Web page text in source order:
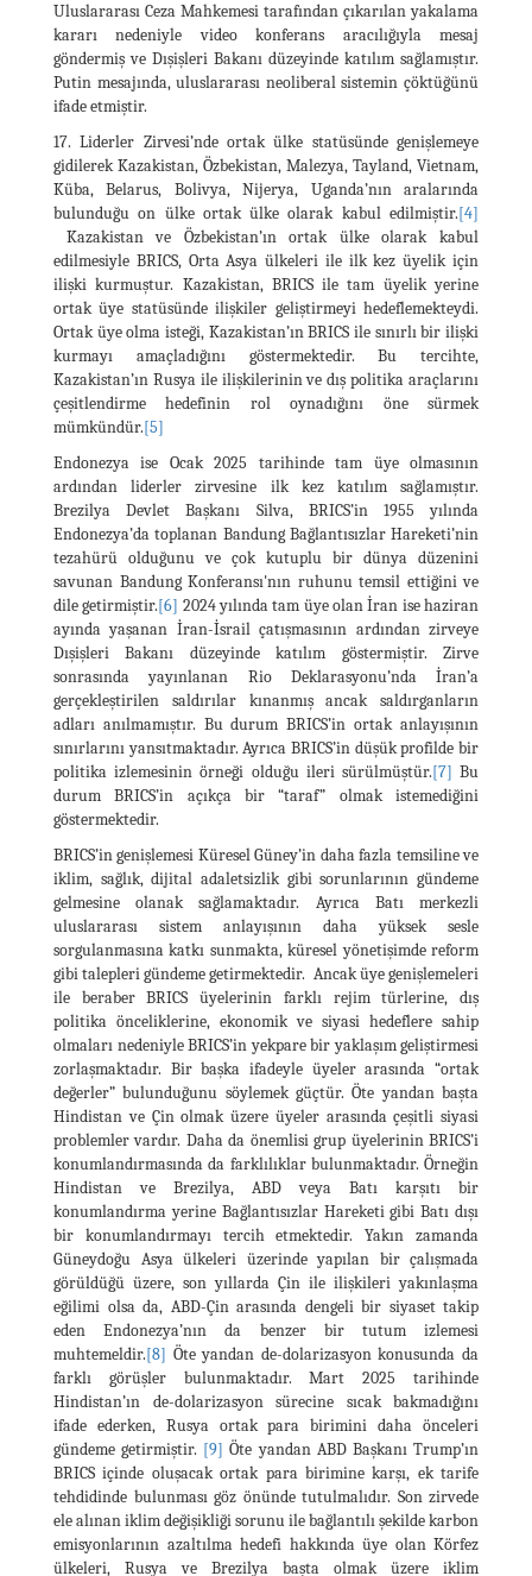
Uluslararası Ceza Mahkemesi tarafından çıkarılan yakalama
kararı nedeniyle video konferans aracılığıyla mesaj
göndermiş ve Dışişleri Bakanı düzeyinde katılım sağlamıştır.
Putin mesajında, uluslararası neoliberal sistemin çöktüğünü
ifade etmiştir.
17. Liderler Zirvesi’nde ortak ülke statüsünde genişlemeye
gidilerek Kazakistan, Özbekistan, Malezya, Tayland, Vietnam,
Küba, Belarus, Bolivya, Nijerya, Uganda’nın aralarında
bulunduğu on ülke ortak ülke olarak kabul edilmiştir.[4]
Kazakistan ve Özbekistan’ın ortak ülke olarak kabul
edilmesiyle BRICS, Orta Asya ülkeleri ile ilk kez üyelik için
ilişki kurmuştur. Kazakistan, BRICS ile tam üyelik yerine
ortak üye statüsünde ilişkiler geliştirmeyi hedeflemekteydi.
Ortak üye olma isteği, Kazakistan’ın BRICS ile sınırlı bir ilişki
kurmayı amaçladığını göstermektedir. Bu tercihte,
Kazakistan’ın Rusya ile ilişkilerinin ve dış politika araçlarını
çeşitlendirme hedefinin rol oynadığını öne sürmek
mümkündür.[5]
Endonezya ise Ocak 2025 tarihinde tam üye olmasının
ardından liderler zirvesine ilk kez katılım sağlamıştır.
Brezilya Devlet Başkanı Silva, BRICS’in 1955 yılında
Endonezya’da toplanan Bandung Bağlantısızlar Hareketi’nin
tezahürü olduğunu ve çok kutuplu bir dünya düzenini
savunan Bandung Konferansı'nın ruhunu temsil ettiğini ve
dile getirmiştir.[6] 2024 yılında tam üye olan İran ise haziran
ayında yaşanan İran-İsrail çatışmasının ardından zirveye
Dışişleri Bakanı düzeyinde katılım göstermiştir. Zirve
sonrasında yayınlanan Rio Deklarasyonu’nda İran’a
gerçekleştirilen saldırılar kınanmış ancak saldırganların
adları anılmamıştır. Bu durum BRICS’in ortak anlayışının
sınırlarını yansıtmaktadır. Ayrıca BRICS’in düşük profilde bir
politika izlemesinin örneği olduğu ileri sürülmüştür.[7] Bu
durum BRICS’in açıkça bir “taraf” olmak istemediğini
göstermektedir.
BRICS’in genişlemesi Küresel Güney’in daha fazla temsiline ve
iklim, sağlık, dijital adaletsizlik gibi sorunlarının gündeme
gelmesine olanak sağlamaktadır. Ayrıca Batı merkezli
uluslararası sistem anlayışının daha yüksek sesle
sorgulanmasına katkı sunmakta, küresel yönetişimde reform
gibi talepleri gündeme getirmektedir. Ancak üye genişlemeleri
ile beraber BRICS üyelerinin farklı rejim türlerine, dış
politika önceliklerine, ekonomik ve siyasi hedeflere sahip
olmaları nedeniyle BRICS’in yekpare bir yaklaşım geliştirmesi
zorlaşmaktadır. Bir başka ifadeyle üyeler arasında “ortak
değerler” bulunduğunu söylemek güçtür. Öte yandan başta
Hindistan ve Çin olmak üzere üyeler arasında çeşitli siyasi
problemler vardır. Daha da önemlisi grup üyelerinin BRICS’i
konumlandırmasında da farklılıklar bulunmaktadır. Örneğin
Hindistan ve Brezilya, ABD veya Batı karşıtı bir
konumlandırma yerine Bağlantısızlar Hareketi gibi Batı dışı
bir konumlandırmayı tercih etmektedir. Yakın zamanda
Güneydoğu Asya ülkeleri üzerinde yapılan bir çalışmada
görüldüğü üzere, son yıllarda Çin ile ilişkileri yakınlaşma
eğilimi olsa da, ABD-Çin arasında dengeli bir siyaset takip
eden Endonezya’nın da benzer bir tutum izlemesi
muhtemeldir.[8] Öte yandan de-dolarizasyon konusunda da
farklı görüşler bulunmaktadır. Mart 2025 tarihinde
Hindistan’ın de-dolarizasyon sürecine sıcak bakmadığını
ifade ederken, Rusya ortak para birimini daha önceleri
gündeme getirmiştir. [9] Öte yandan ABD Başkanı Trump’ın
BRICS içinde oluşacak ortak para birimine karşı, ek tarife
tehdidinde bulunması göz önünde tutulmalıdır. Son zirvede
ele alınan iklim değişikliği sorunu ile bağlantılı şekilde karbon
emisyonlarının azaltılma hedefi hakkında üye olan Körfez
ülkeleri, Rusya ve Brezilya başta olmak üzere iklim